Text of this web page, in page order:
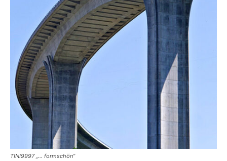
TINI9997 „… formschön“